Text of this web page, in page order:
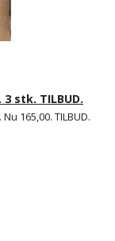
stk. TILBUD.
165,00. TILBUD.